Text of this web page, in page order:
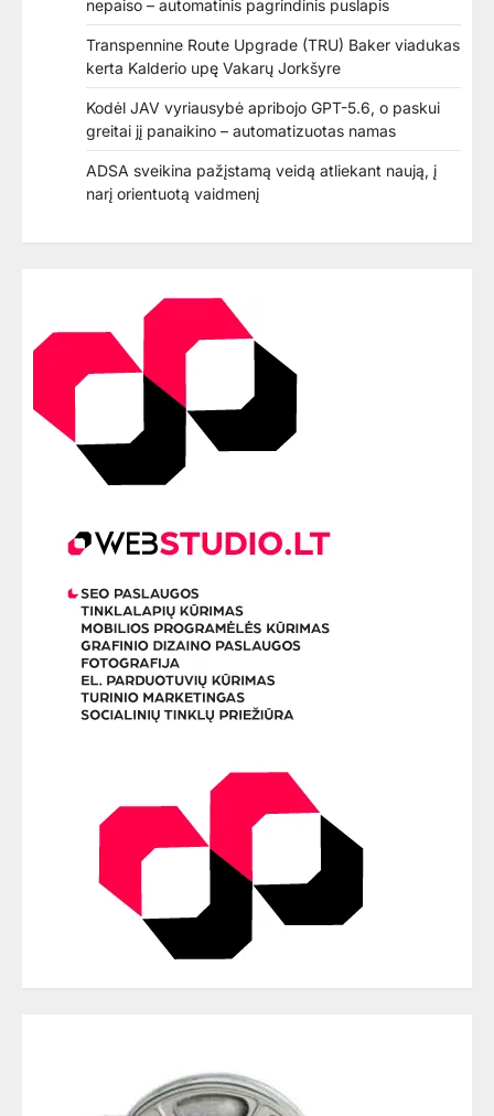
nepaiso – automatinis pagrindinis puslapis
Transpennine Route Upgrade (TRU) Baker viadukas
kerta Kalderio upę Vakarų Jorkšyre
Kodėl JAV vyriausybė apribojo GPT-5.6, o paskui
greitai jį panaikino – automatizuotas namas
ADSA sveikina pažįstamą veidą atliekant naują, į
narį orientuotą vaidmenį